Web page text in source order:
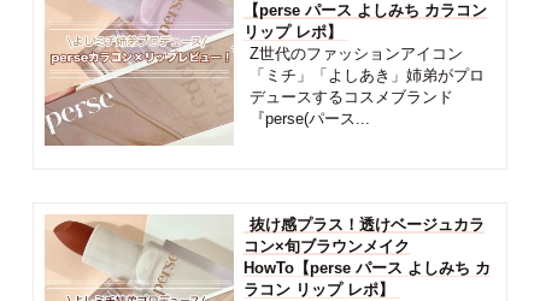
【perse パース よしみち カラコン
リップ レポ】
Z世代のファッションアイコン
「ミチ」「よしあき」姉弟がプロ
デュースするコスメブランド
『perse(パース...
抜け感プラス！透けベージュカラ
コン×旬ブラウンメイク
HowTo【perse パース よしみち カ
ラコン リップ レポ】